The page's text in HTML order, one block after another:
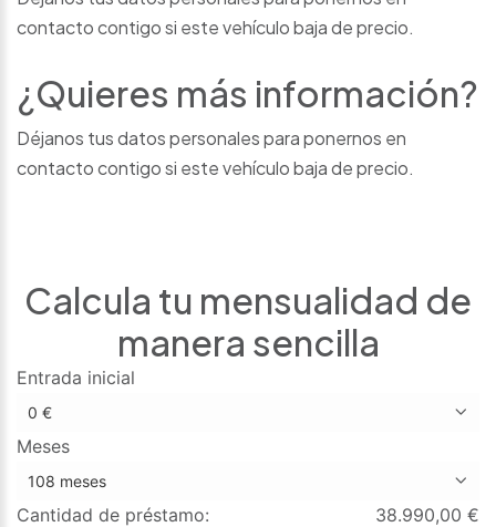
contacto contigo si este vehículo baja de precio.
¿Quieres más información?
Déjanos tus datos personales para ponernos en
contacto contigo si este vehículo baja de precio.
Calcula tu mensualidad de
manera sencilla
Entrada inicial
Meses
Cantidad de préstamo: 38.990,00 €